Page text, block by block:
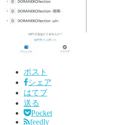
ポスト
シェア
はてブ
送る
Pocket
feedly